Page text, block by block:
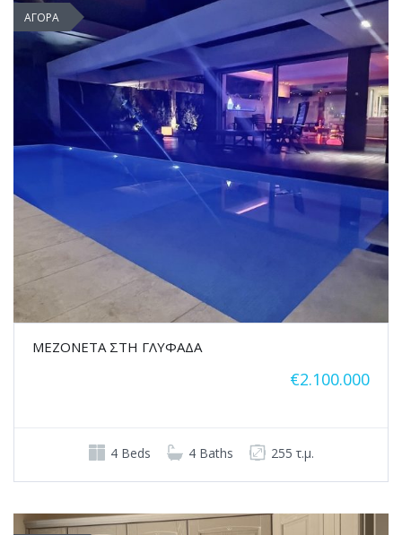
ΑΓΟΡΑ
ΜΕΖΟΝΕΤΑ ΣΤΗ ΓΛΥΦΑΔΑ
€2.100.000
4 Beds 4 Baths 255 τ.μ.